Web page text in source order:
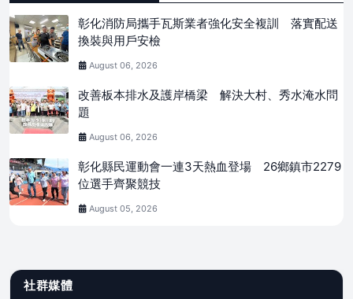
彰化消防局攜手瓦斯業者強化安全複訓 落實配送
換裝與用戶安檢
August 06, 2026
改善板本排水及護岸橋梁 解決大村、秀水淹水問
題
August 06, 2026
彰化縣民運動會一連3天熱血登場 26鄉鎮市2279
位選手齊聚競技
August 05, 2026
社群媒體